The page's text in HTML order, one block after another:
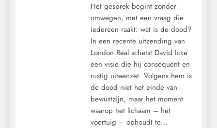
Het gesprek begint zonder
omwegen, met een vraag die
iedereen raakt: wat is de dood?
In een recente uitzending van
London Real schetst David Icke
een visie die hij consequent en
rustig uiteenzet. Volgens hem is
de dood niet het einde van
bewustzijn, maar het moment
waarop het lichaam – het
voertuig – ophoudt te…